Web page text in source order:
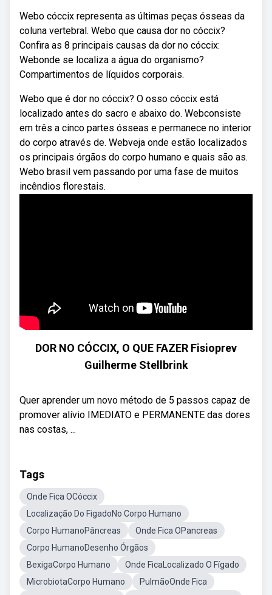
Webo cóccix representa as últimas peças ósseas da
coluna vertebral. Webo que causa dor no cóccix?
Confira as 8 principais causas da dor no cóccix:
Webonde se localiza a água do organismo?
Compartimentos de líquidos corporais.
Webo que é dor no cóccix? O osso cóccix está
localizado antes do sacro e abaixo do. Webconsiste
em três a cinco partes ósseas e permanece no interior
do corpo através de. Webveja onde estão localizados
os principais órgãos do corpo humano e quais são as.
Webo brasil vem passando por uma fase de muitos
incêndios florestais.
DOR NO CÓCCIX, O QUE FAZER Fisioprev
Guilherme Stellbrink
Quer aprender um novo método de 5 passos capaz de
promover alívio IMEDIATO e PERMANENTE das dores
nas costas, ...
Tags
Onde Fica OCóccix
Localização Do FigadoNo Corpo Humano
Corpo HumanoPâncreas
Onde Fica OPancreas
Corpo HumanoDesenho Órgãos
BexigaCorpo Humano
Onde FicaLocalizado O Fígado
MicrobiotaCorpo Humano
PulmãoOnde Fica